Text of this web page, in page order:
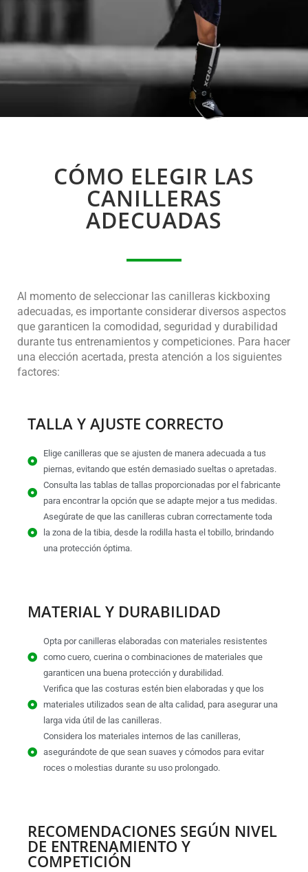
CÓMO ELEGIR LAS
CANILLERAS
ADECUADAS
Al momento de seleccionar las canilleras kickboxing
adecuadas, es importante considerar diversos aspectos
que garanticen la comodidad, seguridad y durabilidad
durante tus entrenamientos y competiciones. Para hacer
una elección acertada, presta atención a los siguientes
factores:
TALLA Y AJUSTE CORRECTO
Elige canilleras que se ajusten de manera adecuada a tus
piernas, evitando que estén demasiado sueltas o apretadas.
Consulta las tablas de tallas proporcionadas por el fabricante
para encontrar la opción que se adapte mejor a tus medidas.
Asegúrate de que las canilleras cubran correctamente toda
la zona de la tibia, desde la rodilla hasta el tobillo, brindando
una protección óptima.
MATERIAL Y DURABILIDAD
Opta por canilleras elaboradas con materiales resistentes
como cuero, cuerina o combinaciones de materiales que
garanticen una buena protección y durabilidad.
Verifica que las costuras estén bien elaboradas y que los
materiales utilizados sean de alta calidad, para asegurar una
larga vida útil de las canilleras.
Considera los materiales internos de las canilleras,
asegurándote de que sean suaves y cómodos para evitar
roces o molestias durante su uso prolongado.
RECOMENDACIONES SEGÚN NIVEL
DE ENTRENAMIENTO Y
COMPETICIÓN